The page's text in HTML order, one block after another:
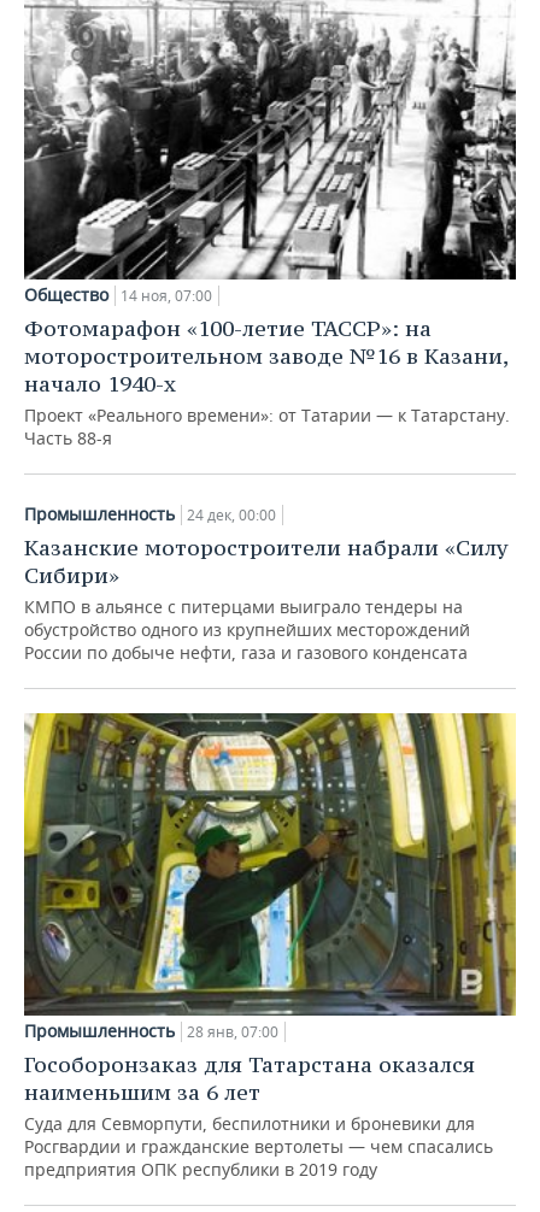
Общество 14 ноя, 07:00
Фотомарафон «100-летие ТАССР»: на
моторостроительном заводе №16 в Казани,
начало 1940-х
Проект «Реального времени»: от Татарии — к Татарстану.
Часть 88-я
Промышленность 24 дек, 00:00
Казанские моторостроители набрали «Силу
Сибири»
КМПО в альянсе с питерцами выиграло тендеры на
обустройство одного из крупнейших месторождений
России по добыче нефти, газа и газового конденсата
Промышленность 28 янв, 07:00
Гособоронзаказ для Татарстана оказался
наименьшим за 6 лет
Суда для Севморпути, беспилотники и броневики для
Росгвардии и гражданские вертолеты — чем спасались
предприятия ОПК республики в 2019 году